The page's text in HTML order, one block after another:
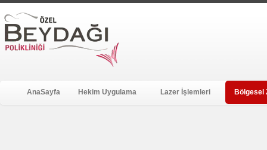
AnaSayfa Hekim Uygulama Lazer İşlemleri Bölgesel